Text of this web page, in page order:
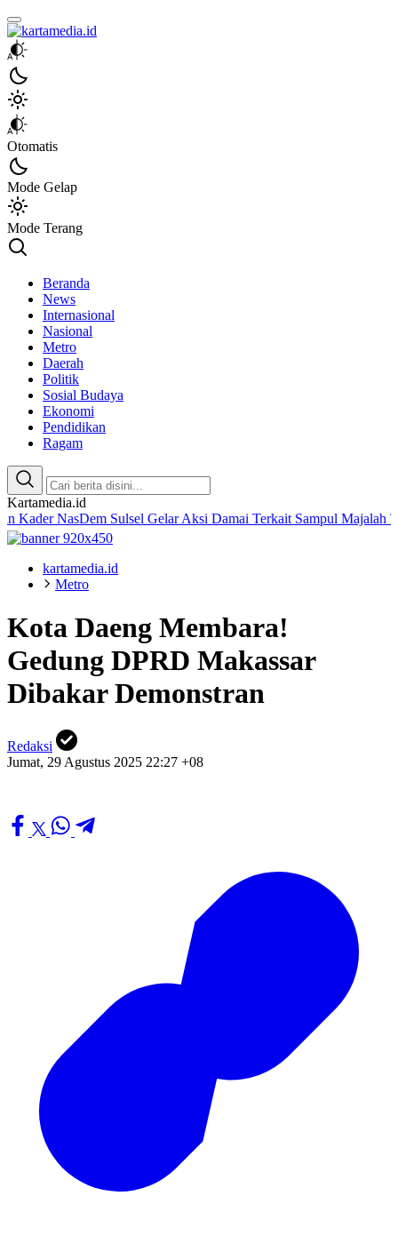
kartamedia.id
Jujur Mengabari
Otomatis
Mode Gelap
Mode Terang
Beranda
News
Internasional
Nasional
Metro
Daerah
Politik
Sosial Budaya
Ekonomi
Pendidikan
Ragam
Kartamedia.id
Sulsel Gelar Aksi Damai Terkait Sampul Majalah Tempo
kartamedia.id
Metro
Kota Daeng Membara!
Gedung DPRD Makassar
Dibakar Demonstran
Redaksi
Jumat, 29 Agustus 2025 22:27 +08